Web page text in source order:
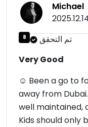
Michael
8
تم التحقق
Very Good
☺ Been a go to
away from
well maintained,
Kids should only